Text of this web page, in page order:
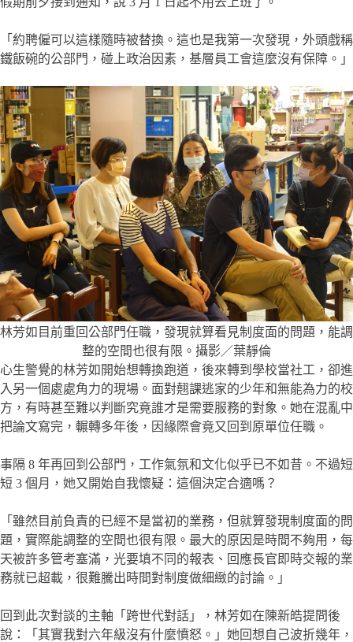
「約聘僱可以這樣隨時被替換。這也是我第一次發現，外頭戲稱
鐵飯碗的公部門，碰上政治因素，基層員工會這麼沒有保障。」
林芳如目前重回公部門任職，發現就算看見制度面的問題，能調
整的空間也很有限。攝影／葉靜倫
心生警覺的林芳如開始想轉換跑道，後來轉到學校當社工，卻進
入另一個處處角力的現場。面對翹課逃家的少年和無能為力的校
方，有時甚至難以判斷究竟誰才是需要服務的對象。她在混亂中
把論文寫完，輾轉多年後，因緣際會竟又回到原單位任職。
事隔 8 年再回到公部門，工作氣氛和文化似乎已不如昔。不過短
短 3 個月，她又開始自我懷疑：這個決定合適嗎？
「雖然目前負責的已經不是當初的業務，但就算發現制度面的問
題，實際能調整的空間也很有限。最大的原因是時間不夠用，每
天被許多管考塞滿，光要填不同的報表、回應長官即時交報的業
務就已超載，很難騰出時間對制度做細緻的討論。」
回到此次對談的主軸「跨世代對話」，林芳如在陳新皓提問後
說：「其實我對六年級沒有什麼憤怒。」她回想自己波折幾年，